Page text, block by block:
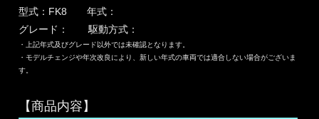
型式：FK8 年式：
グレード： 駆動方式：
・上記年式及びグレード以外では未確認となります。
・モデルチェンジや年次改良により、新しい年式の車両では適合しない場合がございま
す。
【商品内容】